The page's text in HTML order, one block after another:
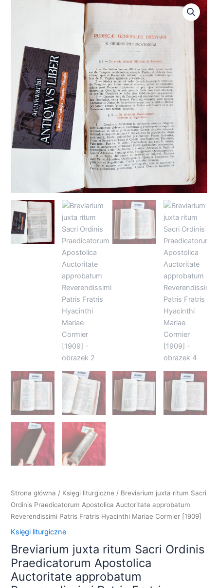
Strona główna / Księgi liturgiczne / Breviarium juxta ritum Sacri
Ordinis Praedicatorum Apostolica Auctoritate approbatum
Reverendissimi Patris Fratris Hyacinthi Mariae Cormier [1909]
Księgi liturgiczne
Breviarium juxta ritum Sacri Ordinis
Praedicatorum Apostolica
Auctoritate approbatum